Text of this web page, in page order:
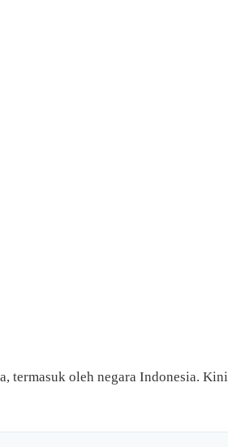
oleh negara Indonesia.